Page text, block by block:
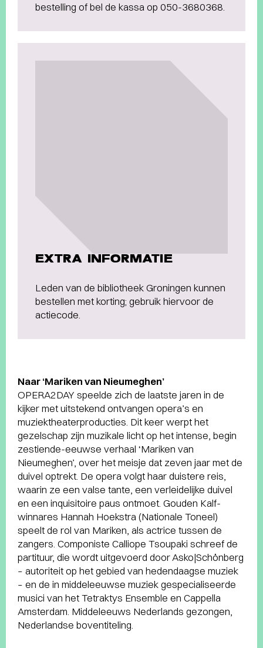
bestelling of bel de kassa op 050-3680368.
EXTRA INFORMATIE
Leden van de bibliotheek Groningen kunnen
bestellen met korting; gebruik hiervoor de
actiecode.
Naar ‘Mariken van Nieumeghen’
OPERA2DAY speelde zich de laatste jaren in de
kijker met uitstekend ontvangen opera’s en
muziektheaterproducties. Dit keer werpt het
gezelschap zijn muzikale licht op het intense, begin
zestiende-eeuwse verhaal ‘Mariken van
Nieumeghen’, over het meisje dat zeven jaar met de
duivel optrekt. De opera volgt haar duistere reis,
waarin ze een valse tante, een verleidelijke duivel
en een inquisitoire paus ontmoet. Gouden Kalf-
winnares Hannah Hoekstra (Nationale Toneel)
speelt de rol van Mariken, als actrice tussen de
zangers. Componiste Calliope Tsoupaki schreef de
partituur, die wordt uitgevoerd door Asko|Schönberg
– autoriteit op het gebied van hedendaagse muziek
– en de in middeleeuwse muziek gespecialiseerde
musici van het Tetraktys Ensemble en Cappella
Amsterdam. Middeleeuws Nederlands gezongen,
Nederlandse boventiteling.